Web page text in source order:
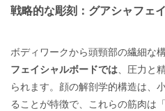
戦略的な彫刻：グアシャフェ
ボディワークから頭頸部の繊細な
フェイシャルボードでは、圧力と
られます。顔の解剖学的構造は、
ることが特徴で、これらの筋肉は